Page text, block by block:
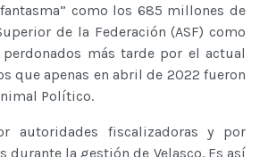
como los 685 millones de
de la Federación (ASF) como
más tarde por el actual
que apenas en abril de 2022 fueron
Político.
autoridades fiscalizadoras y por
la gestión de Velasco. Es así